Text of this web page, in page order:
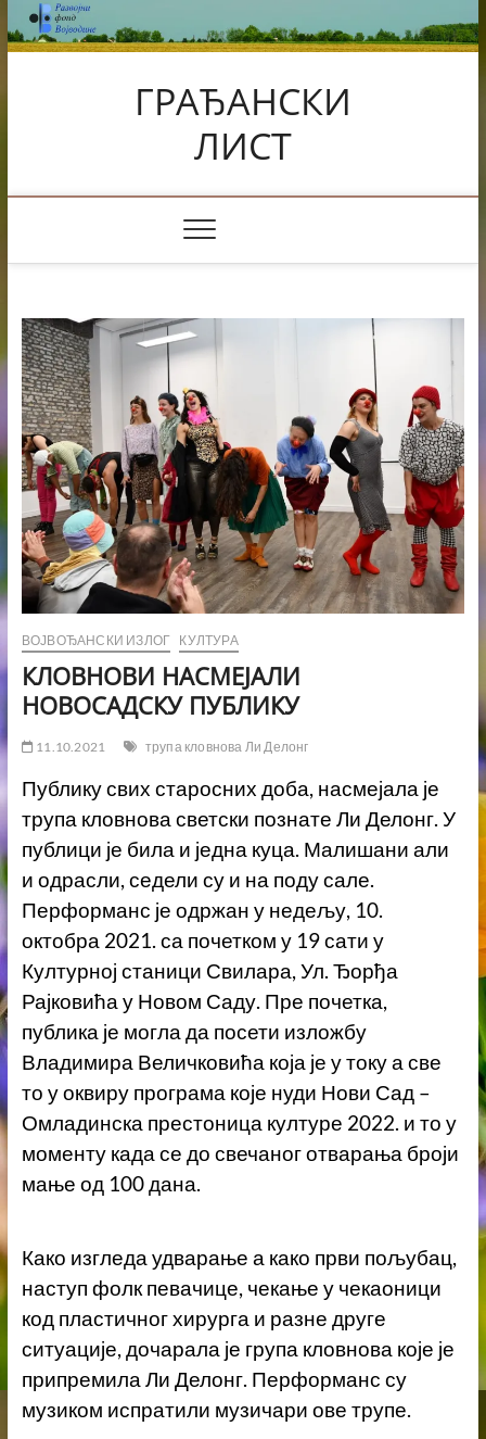
Skip
to
content
ГРАЂАНСКИ
ЛИСТ
ВОЈВОЂАНСКИ ИЗЛОГ КУЛТУРА
КЛОВНОВИ НАСМЕЈАЛИ
НОВОСАДСКУ ПУБЛИКУ
11.10.2021 трупа кловнова Ли Делонг
Публику свих старосних доба, насмејала је
трупа кловнова светски познате Ли Делонг. У
публици је била и једна куца. Малишани али
и одрасли, седели су и на поду сале.
Перформанс је одржан у недељу, 10.
октобра 2021. са почетком у 19 сати у
Културној станици Свилара, Ул. Ђорђа
Рајковића у Новом Саду. Пре почетка,
публика је могла да посети изложбу
Владимира Величковића која је у току а све
то у оквиру програма које нуди Нови Сад –
Омладинска престоница културе 2022. и то у
моменту када се до свечаног отварања броји
мање од 100 дана.
Како изгледа удварање а како први пољубац,
наступ фолк певачице, чекање у чекаоници
код пластичног хирурга и разне друге
ситуације, дочарала је група кловнова које је
припремила Ли Делонг. Перформанс су
музиком испратили музичари ове трупе.